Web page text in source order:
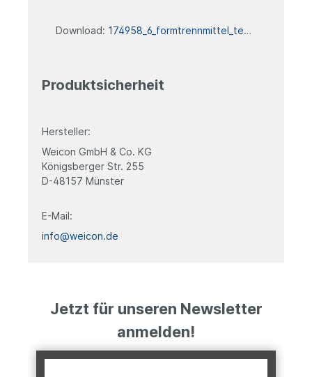
Download: 174958_6_formtrennmittel_technisches_datenblatt
Produktsicherheit
Hersteller:
Weicon GmbH & Co. KG
Königsberger Str. 255
D-48157 Münster
E-Mail:
info@weicon.de
Jetzt für unseren Newsletter
anmelden!